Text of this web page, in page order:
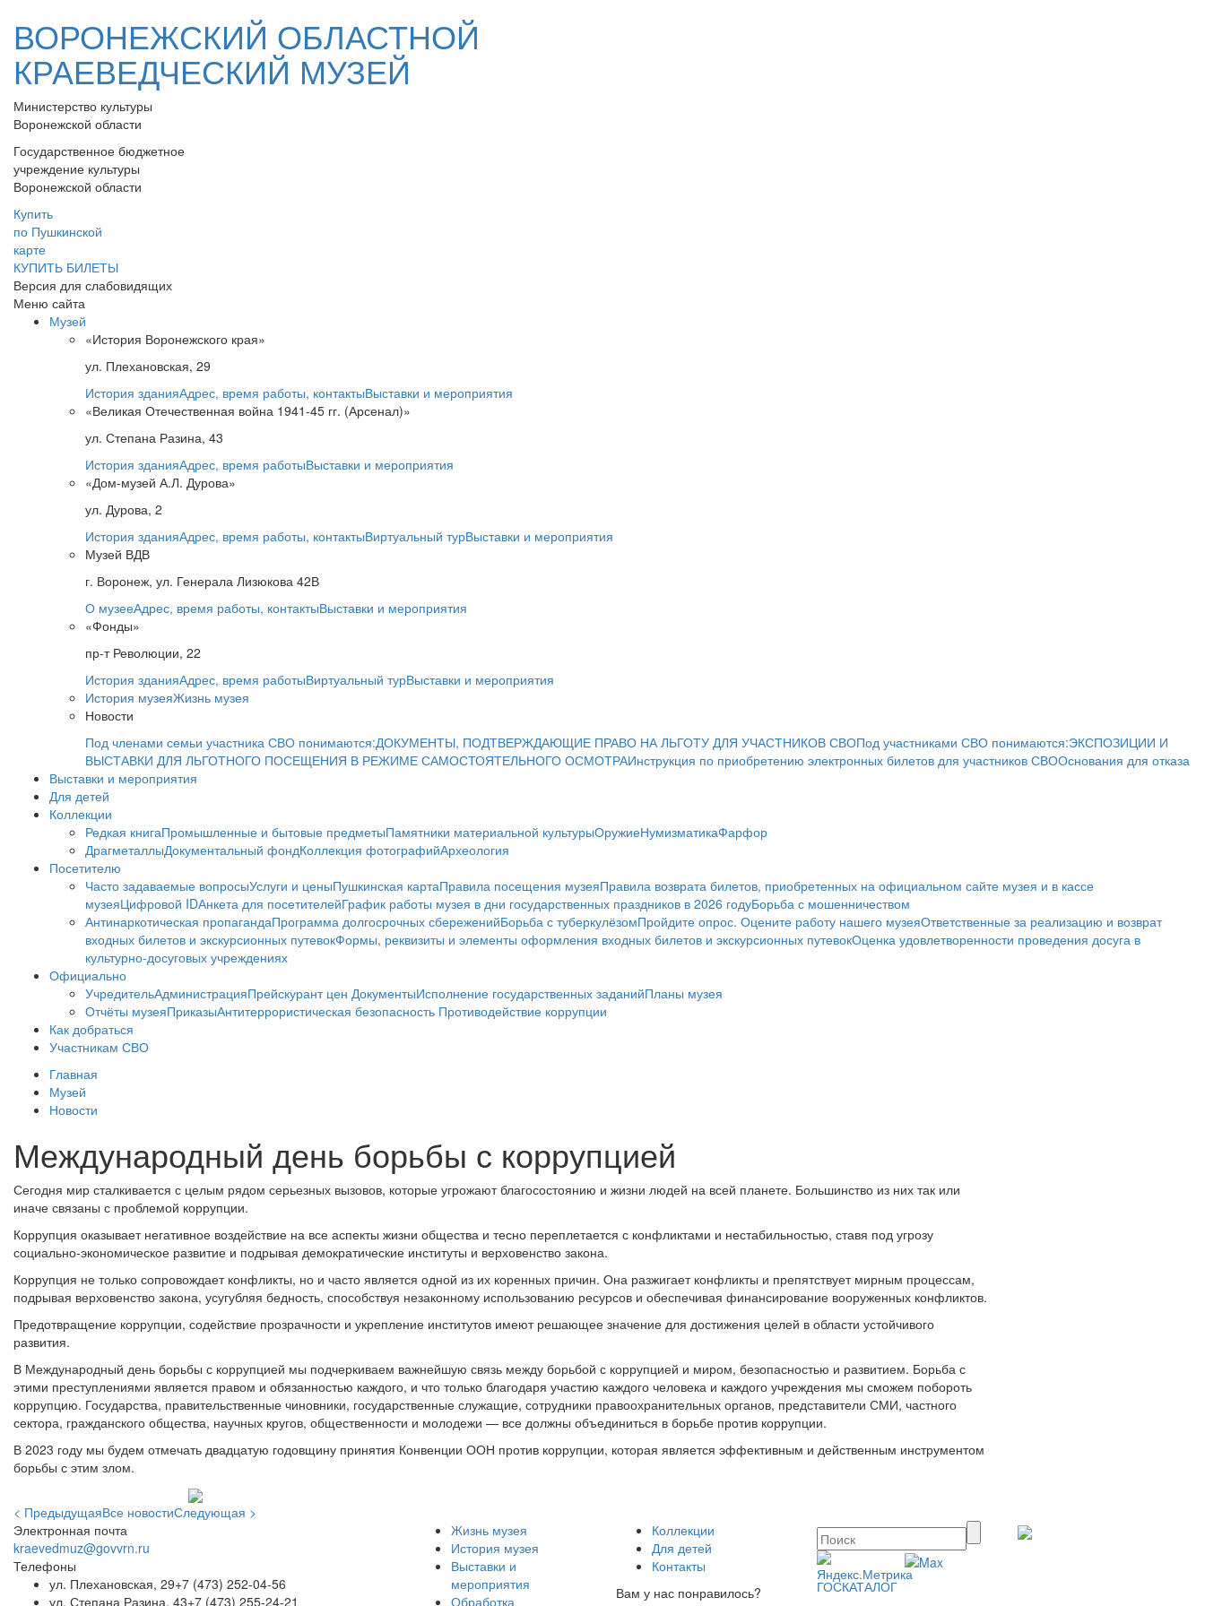
ВОРОНЕЖСКИЙ ОБЛАСТНОЙ
КРАЕВЕДЧЕСКИЙ МУЗЕЙ
Министерство культуры
Воронежской области
Государственное бюджетное
учреждение культуры
Воронежской области
Купить
по Пушкинской
карте
КУПИТЬ БИЛЕТЫ
Версия для слабовидящих
Меню сайта
Музей
«История Воронежского края»
ул. Плехановская, 29
История зданияАдрес, время работы, контактыВыставки и мероприятия
«Великая Отечественная война 1941-45 гг. (Арсенал)»
ул. Степана Разина, 43
История зданияАдрес, время работыВыставки и мероприятия
«Дом-музей А.Л. Дурова»
ул. Дурова, 2
История зданияАдрес, время работы, контактыВиртуальный турВыставки и мероприятия
Музей ВДВ
г. Воронеж, ул. Генерала Лизюкова 42В
О музееАдрес, время работы, контактыВыставки и мероприятия
«Фонды»
пр-т Революции, 22
История зданияАдрес, время работыВиртуальный турВыставки и мероприятия
История музеяЖизнь музея
Новости
Под членами семьи участника СВО понимаются:ДОКУМЕНТЫ, ПОДТВЕРЖДАЮЩИЕ ПРАВО НА ЛЬГОТУ ДЛЯ УЧАСТНИКОВ СВОПод участниками СВО понимаются:ЭКСПОЗИЦИИ И
ВЫСТАВКИ ДЛЯ ЛЬГОТНОГО ПОСЕЩЕНИЯ В РЕЖИМЕ САМОСТОЯТЕЛЬНОГО ОСМОТРАИнструкция по приобретению электронных билетов для участников СВООснования для отказа
Выставки и мероприятия
Для детей
Коллекции
Редкая книгаПромышленные и бытовые предметыПамятники материальной культурыОружиеНумизматикаФарфор
ДрагметаллыДокументальный фондКоллекция фотографийАрхеология
Посетителю
Часто задаваемые вопросыУслуги и ценыПушкинская картаПравила посещения музеяПравила возврата билетов, приобретенных на официальном сайте музея и в кассе
музеяЦифровой IDАнкета для посетителейГрафик работы музея в дни государственных праздников в 2026 годуБорьба с мошенничеством
Антинаркотическая пропагандаПрограмма долгосрочных сбереженийБорьба с туберкулёзомПройдите опрос. Оцените работу нашего музеяОтветственные за реализацию и возврат
входных билетов и экскурсионных путевокФормы, реквизиты и элементы оформления входных билетов и экскурсионных путевокОценка удовлетворенности проведения досуга в
культурно-досуговых учреждениях
Официально
УчредительАдминистрацияПрейскурант цен ДокументыИсполнение государственных заданийПланы музея
Отчёты музеяПриказыАнтитеррористическая безопасность Противодействие коррупции
Как добраться
Участникам СВО
Главная
Музей
Новости
Международный день борьбы с коррупцией
Сегодня мир сталкивается с целым рядом серьезных вызовов, которые угрожают благосостоянию и жизни людей на всей планете. Большинство из них так или
иначе связаны с проблемой коррупции.
Коррупция оказывает негативное воздействие на все аспекты жизни общества и тесно переплетается с конфликтами и нестабильностью, ставя под угрозу
социально-экономическое развитие и подрывая демократические институты и верховенство закона.
Коррупция не только сопровождает конфликты, но и часто является одной из их коренных причин. Она разжигает конфликты и препятствует мирным процессам,
подрывая верховенство закона, усугубляя бедность, способствуя незаконному использованию ресурсов и обеспечивая финансирование вооруженных конфликтов.
Предотвращение коррупции, содействие прозрачности и укрепление институтов имеют решающее значение для достижения целей в области устойчивого
развития.
В Международный день борьбы с коррупцией мы подчеркиваем важнейшую связь между борьбой с коррупцией и миром, безопасностью и развитием. Борьба с
этими преступлениями является правом и обязанностью каждого, и что только благодаря участию каждого человека и каждого учреждения мы сможем побороть
коррупцию. Государства, правительственные чиновники, государственные служащие, сотрудники правоохранительных органов, представители СМИ, частного
сектора, гражданского общества, научных кругов, общественности и молодежи — все должны объединиться в борьбе против коррупции.
В 2023 году мы будем отмечать двадцатую годовщину принятия Конвенции ООН против коррупции, которая является эффективным и действенным инструментом
борьбы с этим злом.
< ПредыдущаяВсе новостиСледующая >
Электронная почта
kraevedmuz@govvrn.ru
Телефоны
ул. Плехановская, 29+7 (473) 252-04-56
ул. Степана Разина, 43+7 (473) 255-24-21
Жизнь музея
История музея
Выставки и
мероприятия
Обработка
Коллекции
Для детей
Контакты
Вам у нас понравилось?
ГОСКАТАЛОГ